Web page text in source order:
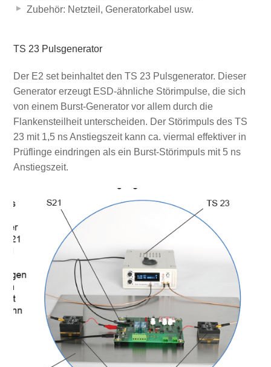
Zubehör: Netzteil, Generatorkabel usw.
TS 23 Pulsgenerator
Der E2 set beinhaltet den TS 23 Pulsgenerator. Dieser
Generator erzeugt ESD-ähnliche Störimpulse, die sich
von einem Burst-Generator vor allem durch die
Flankensteilheit unterscheiden. Der Störimpuls des TS
23 mit 1,5 ns Anstiegszeit kann ca. viermal effektiver in
Prüflinge eindringen als ein Burst-Störimpuls mit 5 ns
Anstiegszeit.